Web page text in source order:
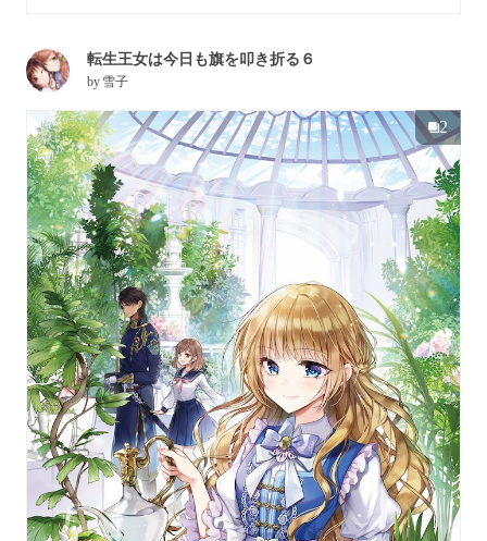
転生王女は今日も旗を叩き折る６
by 雪子
2